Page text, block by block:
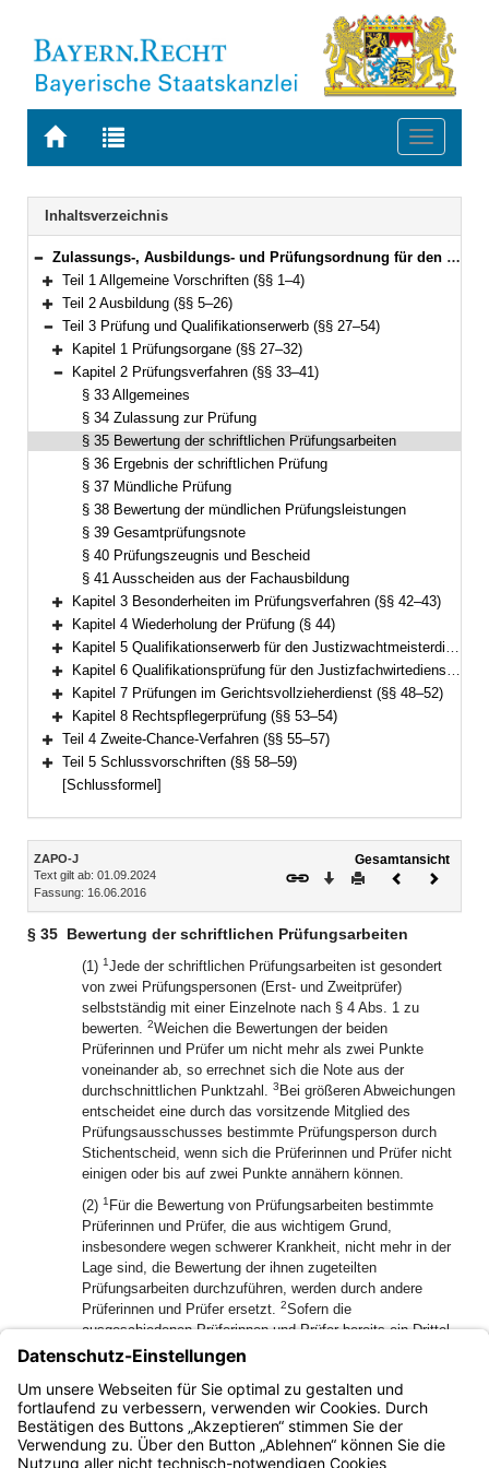
Zur
BAYERN.RECHT
Zur
letzten
Suche
Toggle
Navigation
Inhaltsverzeichnis
Bereich reduzieren
Zulassungs-, Ausbildungs- und Prüfungsordnung für den Justizwachtmeister-, Justizfachwirte-, Gerichtsvollzieher- und Rechtspflegerdienst (Ausbildungsordnung Justiz – ZAPO-J) Vom 16. Juni 2016 (GVBl. S. 123) BayRS 2038-3-3-17-J (§§ 1–59)
Bereich erweitern
Teil 1 Allgemeine Vorschriften (§§ 1–4)
Bereich erweitern
Teil 2 Ausbildung (§§ 5–26)
Bereich reduzieren
Teil 3 Prüfung und Qualifikationserwerb (§§ 27–54)
Bereich erweitern
Kapitel 1 Prüfungsorgane (§§ 27–32)
Bereich reduzieren
Kapitel 2 Prüfungsverfahren (§§ 33–41)
§ 33 Allgemeines
§ 34 Zulassung zur Prüfung
§ 35 Bewertung der schriftlichen Prüfungsarbeiten
§ 36 Ergebnis der schriftlichen Prüfung
§ 37 Mündliche Prüfung
§ 38 Bewertung der mündlichen Prüfungsleistungen
§ 39 Gesamtprüfungsnote
§ 40 Prüfungszeugnis und Bescheid
§ 41 Ausscheiden aus der Fachausbildung
Bereich erweitern
Kapitel 3 Besonderheiten im Prüfungsverfahren (§§ 42–43)
Bereich erweitern
Kapitel 4 Wiederholung der Prüfung (§ 44)
Bereich erweitern
Kapitel 5 Qualifikationserwerb für den Justizwachtmeisterdienst (§ 45)
Bereich erweitern
Kapitel 6 Qualifikationsprüfung für den Justizfachwirtedienst (§§ 46–47)
Bereich erweitern
Kapitel 7 Prüfungen im Gerichtsvollzieherdienst (§§ 48–52)
Bereich erweitern
Kapitel 8 Rechtspflegerprüfung (§§ 53–54)
Bereich erweitern
Teil 4 Zweite-Chance-Verfahren (§§ 55–57)
Bereich erweitern
Teil 5 Schlussvorschriften (§§ 58–59)
[Schlussformel]
Inhalt
ZAPO-J
Text gilt ab: 01.09.2024
Fassung: 16.06.2016
Gesamtansicht
Download
DruckenVorheriges
§ 35 Bewertung der schriftlichen Prüfungsarbeiten
(1) 1Jede der schriftlichen Prüfungsarbeiten ist gesondert
von zwei Prüfungspersonen (Erst- und Zweitprüfer)
selbstständig mit einer Einzelnote nach § 4 Abs. 1 zu
bewerten. 2Weichen die Bewertungen der beiden
Prüferinnen und Prüfer um nicht mehr als zwei Punkte
voneinander ab, so errechnet sich die Note aus der
durchschnittlichen Punktzahl. 3 Bei größeren Abweichungen
entscheidet eine durch das vorsitzende Mitglied des
Prüfungsausschusses bestimmte Prüfungsperson durch
Stichentscheid, wenn sich die Prüferinnen und Prüfer nicht
einigen oder bis auf zwei Punkte annähern können.
(2) 1 Für die Bewertung von Prüfungsarbeiten bestimmte
Prüferinnen und Prüfer, die aus wichtigem Grund,
insbesondere wegen schwerer Krankheit, nicht mehr in der
Lage sind, die Bewertung der ihnen zugeteilten
Prüfungsarbeiten durchzuführen, werden durch andere
Prüferinnen und Prüfer ersetzt. 2Sofern die
ausgeschiedenen Prüferinnen und Prüfer bereits ein Drittel
der ihnen zur Erstbewertung zugeteilten Prüfungsarbeiten
bewertet haben, bleiben die von ihnen vorgenommenen
Bewertungen in Kraft und brauchen nicht wiederholt zu
werden.